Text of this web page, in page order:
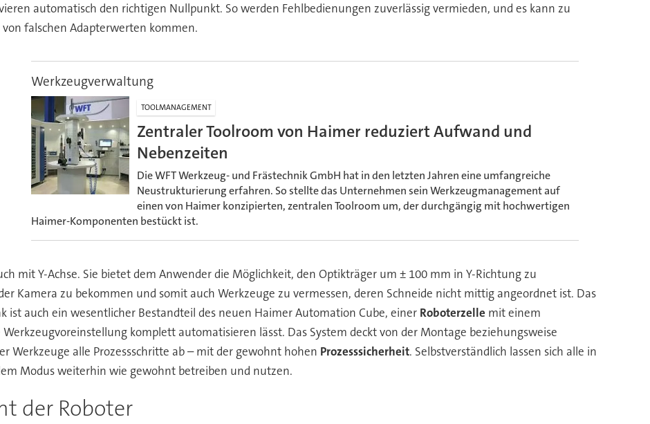
automatisch den richtigen Nullpunkt. So werden Fehlbedienungen zuverlässig vermieden, und es kann zu
falschen Adapterwerten kommen.
Werkzeugverwaltung
TOOLMANAGEMENT
Zentraler Toolroom von Haimer reduziert Aufwand und
Nebenzeiten
Die WFT Werkzeug- und Frästechnik GmbH hat in den letzten Jahren eine umfangreiche
Neustrukturierung erfahren. So stellte das Unternehmen sein Werkzeugmanagement auf
einen von Haimer konzipierten, zentralen Toolroom um, der durchgängig mit hochwertigen
Haimer-Komponenten bestückt ist.
mit Y-Achse. Sie bietet dem Anwender die Möglichkeit, den Optikträger um ± 100 mm in Y-Richtung zu
Kamera zu bekommen und somit auch Werkzeuge zu vermessen, deren Schneide nicht mittig angeordnet ist. Das
ist auch ein wesentlicher Bestandteil des neuen Haimer Automation Cube, einer Roboterzelle mit einem
komplett automatisieren lässt. Das System deckt von der Montage beziehungsweise
Werkzeuge alle Prozessschritte ab – mit der gewohnt hohen Prozesssicherheit. Selbstverständlich lassen sich alle in
Modus weiterhin wie gewohnt betreiben und nutzen.
der Roboter